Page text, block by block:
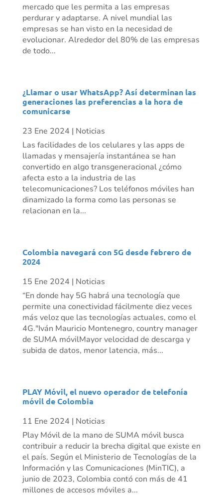
mercado que les permita a las empresas
perdurar y adaptarse. A nivel mundial las
empresas se han visto en la necesidad de
evolucionar. Alrededor del 80% de las empresas
de todo...
¿Llamar o usar WhatsApp? Así determinan las
generaciones las preferencias a la hora de
comunicarse
23 Ene 2024 | Noticias
Las facilidades de los celulares y las apps de
llamadas y mensajería instantánea se han
convertido en algo transgeneracional ¿cómo
afecta esto a la industria de las
telecomunicaciones? Los teléfonos móviles han
dinamizado la forma como las personas se
relacionan en la...
Colombia navegará con 5G desde febrero de
2024
15 Ene 2024 | Noticias
“En donde hay 5G habrá una tecnología que
permite una conectividad fácilmente diez veces
más veloz que las tecnologías actuales, como el
4G."Iván Mauricio Montenegro, country manager
de SUMA móvilMayor velocidad de descarga y
subida de datos, menor latencia, más...
PLAY Móvil, el nuevo operador de telefonía
móvil de Colombia
11 Ene 2024 | Noticias
Play Móvil de la mano de SUMA móvil busca
contribuir a reducir la brecha digital que existe en
el país. Según el Ministerio de Tecnologías de la
Información y las Comunicaciones (MinTIC), a
junio de 2023, Colombia contó con más de 41
millones de accesos móviles a...